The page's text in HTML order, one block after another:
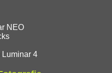
NEO
Luminar 4